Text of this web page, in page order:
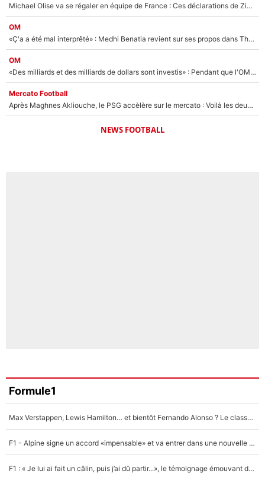
Michael Olise va se régaler en équipe de France : Ces déclarations de Zinedine Zidane qui prouvent qu'il va tout miser sur la star du Bayern Munich !
OM
«Ç'a a été mal interprêté» : Medhi Benatia revient sur ses propos dans The Bridge et précise ses conditions pour rejoindre le PSG !
OM
«Des milliards et des milliards de dollars sont investis» : Pendant que l'OM est en pleine crise financière, Frank McCourt lance un nouveau projet à 260M€ !
Mercato Football
Après Maghnes Akliouche, le PSG accèlère sur le mercato : Voilà les deux nouvelles recrues qui vont signer la semaine prochaine ?
NEWS FOOTBALL
Formule1
Max Verstappen, Lewis Hamilton… et bientôt Fernando Alonso ? Le classement des pilotes les mieux payés en Formule 1 risque de changer !
F1 - Alpine signe un accord «impensable» et va entrer dans une nouvelle dimension : Grande nouvelle pour Pierre Gasly !
F1 : « Je lui ai fait un câlin, puis j’ai dû partir...», le témoignage émouvant de Max Verstappen sur sa fille